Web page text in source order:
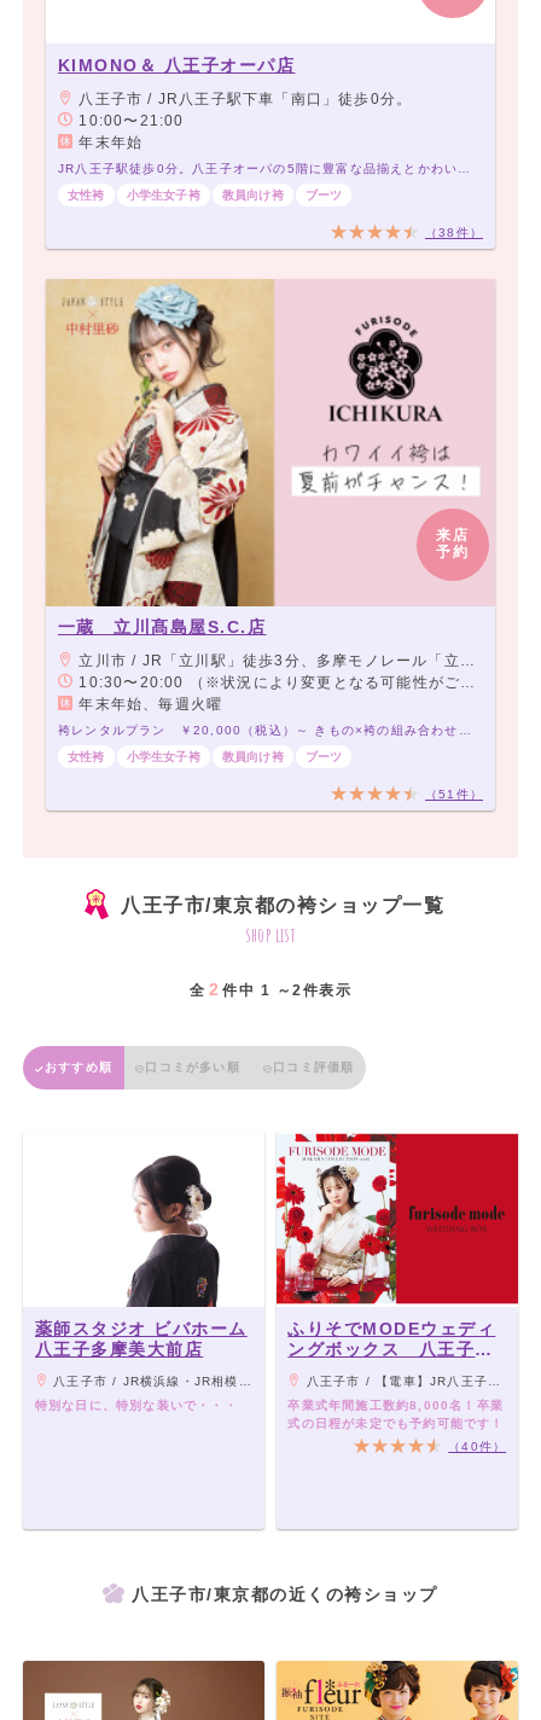
KIMONO＆ 八王子オーパ店
八王子市 / JR八王子駅下車「南口」徒歩0分。
10:00〜21:00
年末年始
女性袴
小学生女子袴 教員向け袴 ブーツ
（38件）
来店
予約
一蔵 立川髙島屋S.C.店
立川市 / JR「立川駅」徒歩3分、多摩モノレール「立川北駅」より徒歩1分
10:30〜20:00 （※状況により変更となる可能性がございます。予めご了承ください。）
年末年始、毎週火曜
袴レンタルプラン ￥20,000（税込）～ きもの×袴の組み合わせは21,000通り以上！アナタだけの袴コーデで最高の卒業式を！
女性袴
小学生女子袴 教員向け袴 ブーツ
（51件）
八王子市/東京都の袴ショップ一覧
shop list
全 2 件中 1 ～2件表示
おすすめ順 口コミが多い順 口コミ評価順
薬師スタジオ ビバホーム
八王子多摩美大前店
八王子市 / JR横浜線・JR相模線・京王相模原線 橋本駅北口６番乗場より 橋[75]、[78]多摩美術大学行きに乗車、「多摩美大坂上」下車徒歩２分 京王相模原線 多摩境駅西口乗場より橋[76]橋本駅北口行きに乗車、「多摩美大南」下車徒歩６分
特別な日に、特別な装いで・・・
ふりそでMODEウェディ
ングボックス 八王子オ
クトーレ店
八王子市 / 【電車】JR八王子駅 北口から徒歩1分 【車】甲州街道（国道20号）の「八王子駅入口」交差点をJR八王子駅方面に向かって曲がっていただき、そこから3つ目の信号
卒業式年間施工数約8,000名！卒業
式の日程が未定でも予約可能です！
（40件）
八王子市/東京都の近くの袴ショップ